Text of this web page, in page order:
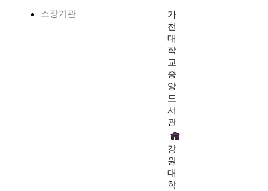
소장기관
가
천
대
학
교
중
앙
도
서
관
강
원
대
학